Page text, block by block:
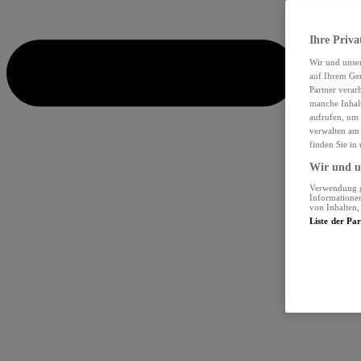
Ihre
Wir und
auf Ihrem
Partner
manche
aufrufen, um
verwalten
finden Sie in
Wir und
Verwendung
von Inhalten,
Liste der